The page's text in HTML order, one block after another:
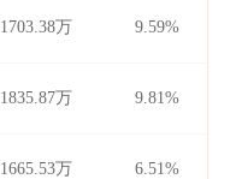
1703.38万 9.59%
1835.87万 9.81%
1665.53万 6.51%